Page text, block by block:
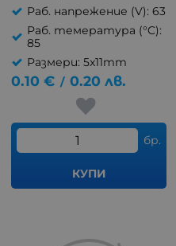
Раб. напрежение (V): 63
Раб. темература (°C):
85
Размери: 5x11mm
0.10 € / 0.20 лв.
бр.
КУПИ